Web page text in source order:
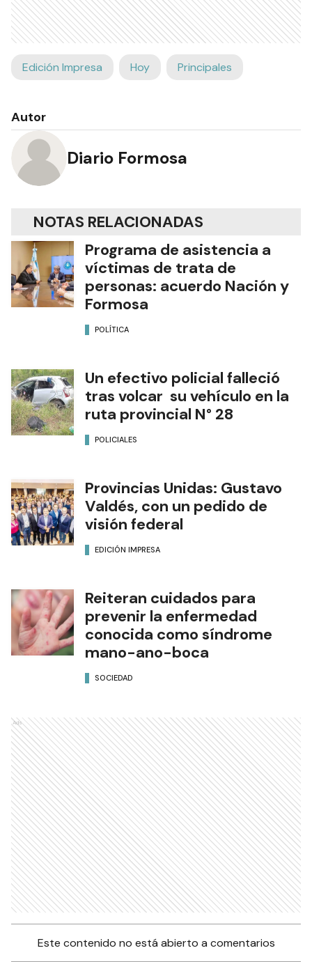
Edición Impresa Hoy Principales
Autor
Diario Formosa
NOTAS RELACIONADAS
Programa de asistencia a
víctimas de trata de
personas: acuerdo Nación y
Formosa
POLÍTICA
Un efectivo policial falleció
tras volcar su vehículo en la
ruta provincial N° 28
POLICIALES
Provincias Unidas: Gustavo
Valdés, con un pedido de
visión federal
EDICIÓN IMPRESA
Reiteran cuidados para
prevenir la enfermedad
conocida como síndrome
mano-ano-boca
SOCIEDAD
Ads
Este contenido no está abierto a comentarios